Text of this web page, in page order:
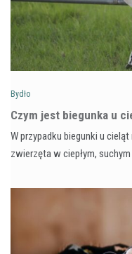
Bydło
Czym jest biegunka u
W przypadku biegunki u
zwierzęta w ciepłym,